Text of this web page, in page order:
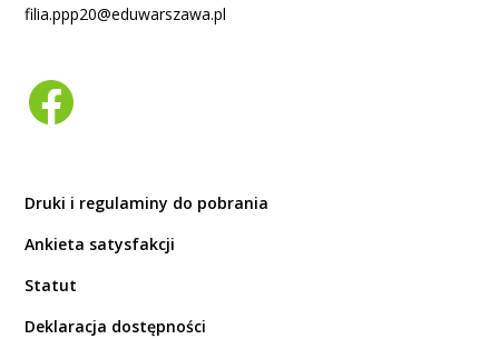
filia.ppp20@eduwarszawa.pl
Druki i regulaminy do pobrania
Ankieta satysfakcji
Statut
Deklaracja dostępności